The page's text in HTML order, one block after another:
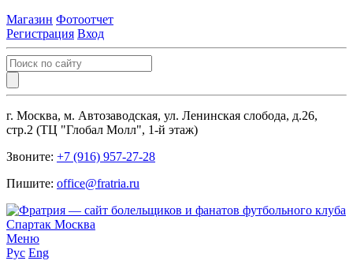
Магазин Фотоотчет
Регистрация Вход
г. Москва, м. Автозаводская, ул. Ленинская слобода, д.26,
стр.2 (ТЦ "Глобал Молл", 1-й этаж)
Звоните: +7 (916) 957-27-28
Пишите: office@fratria.ru
Меню
Рус Eng